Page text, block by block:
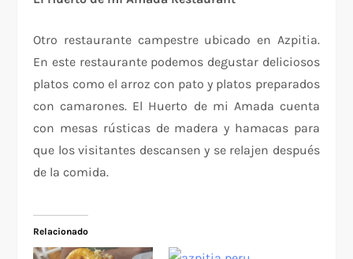
Otro restaurante campestre ubicado en Azpitia.
En este restaurante podemos degustar deliciosos
platos como el arroz con pato y platos preparados
con camarones. El Huerto de mi Amada cuenta
con mesas rústicas de madera y hamacas para
que los visitantes descansen y se relajen después
de la comida.
Relacionado